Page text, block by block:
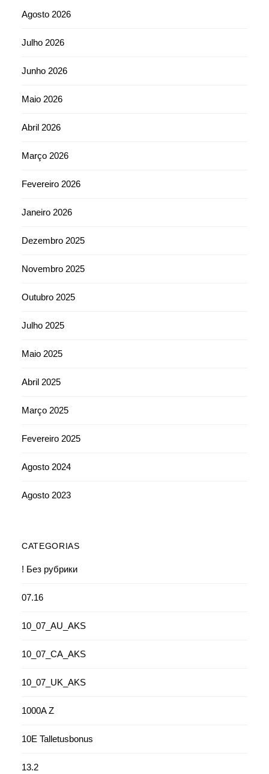
Agosto 2026
Julho 2026
Junho 2026
Maio 2026
Abril 2026
Março 2026
Fevereiro 2026
Janeiro 2026
Dezembro 2025
Novembro 2025
Outubro 2025
Julho 2025
Maio 2025
Abril 2025
Março 2025
Fevereiro 2025
Agosto 2024
Agosto 2023
CATEGORIAS
! Без рубрики
07.16
10_07_AU_AKS
10_07_CA_AKS
10_07_UK_AKS
1000A Z
10E Talletusbonus
13.2